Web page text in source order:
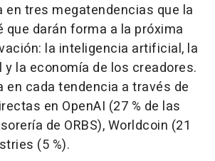
en tres megatendencias que la
que darán forma a la próxima
la inteligencia artificial, la
la economía de los creadores.
en cada tendencia a través de
en OpenAI (27 % de las
de ORBS), Worldcoin (21
(5 %).